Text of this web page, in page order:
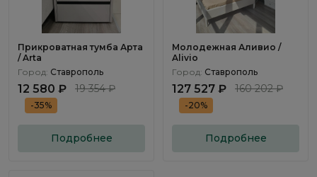
Прикроватная тумба Арта
/ Arta
Город: Ставрополь
12 580 ₽ 19 354 ₽
-35%
Подробнее
Молодежная Аливио /
Alivio
Город: Ставрополь
127 527 ₽ 160 202 ₽
-20%
Подробнее